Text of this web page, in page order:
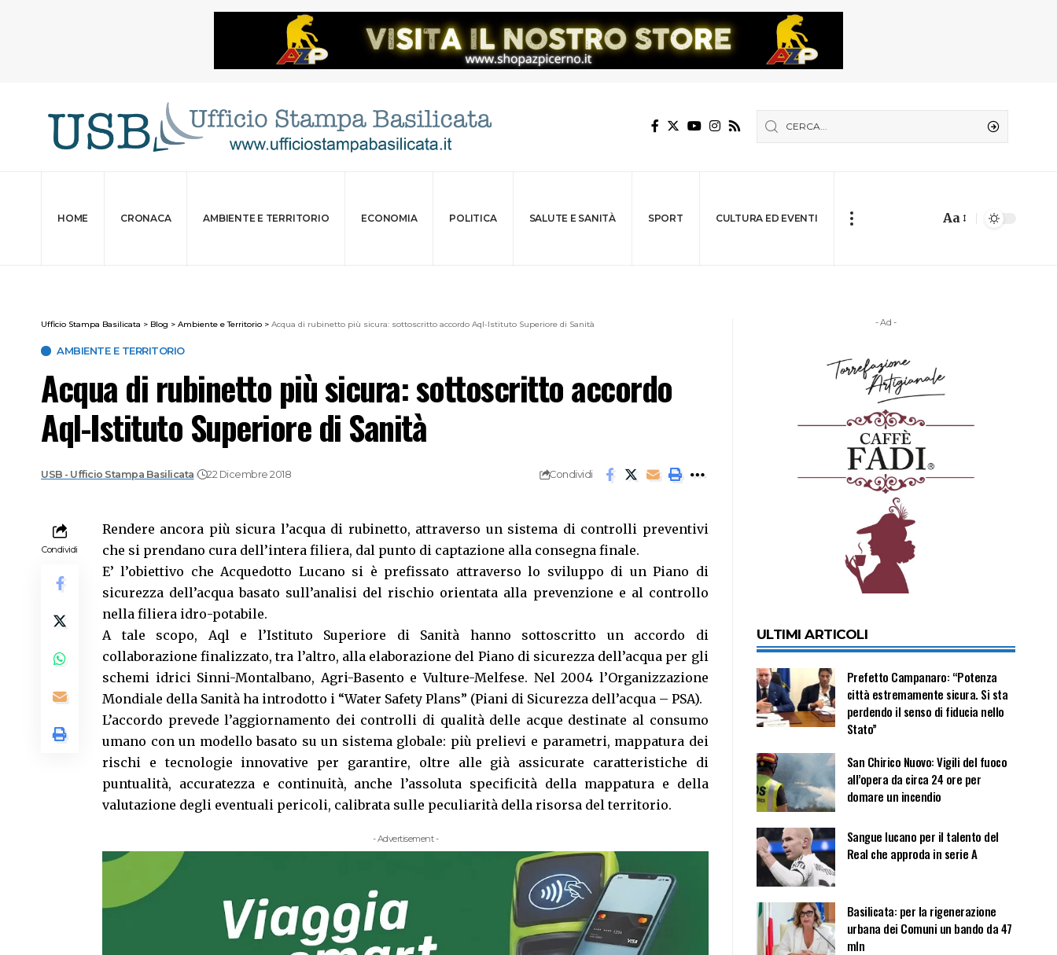
HOME CRONACA AMBIENTE E TERRITORIO ECONOMIA POLITICA SALUTE E SANITÀ SPORT CULTURA ED EVENTI Aa
Ufficio Stampa Basilicata > Blog > Ambiente e Territorio > Acqua di rubinetto più sicura: sottoscritto accordo Aql-Istituto Superiore di Sanità
AMBIENTE E TERRITORIO
Acqua di rubinetto più sicura: sottoscritto accordo
Aql-Istituto Superiore di Sanità
USB - Ufficio Stampa Basilicata 22 Dicembre 2018 Condividi
Condividi
Rendere ancora più sicura l’acqua di rubinetto, attraverso un sistema di controlli preventivi
che si prendano cura dell’intera filiera, dal punto di captazione alla consegna finale.
E’ l’obiettivo che Acquedotto Lucano si è prefissato attraverso lo sviluppo di un Piano di
sicurezza dell’acqua basato sull’analisi del rischio orientata alla prevenzione e al controllo
nella filiera idro-potabile.
A tale scopo, Aql e l’Istituto Superiore di Sanità hanno sottoscritto un accordo di
collaborazione finalizzato, tra l’altro, alla elaborazione del Piano di sicurezza dell’acqua per gli
schemi idrici Sinni-Montalbano, Agri-Basento e Vulture-Melfese. Nel 2004 l’Organizzazione
Mondiale della Sanità ha introdotto i “Water Safety Plans” (Piani di Sicurezza dell’acqua – PSA).
L’accordo prevede l’aggiornamento dei controlli di qualità delle acque destinate al consumo
umano con un modello basato su un sistema globale: più prelievi e parametri, mappatura dei
rischi e tecnologie innovative per garantire, oltre alle già assicurate caratteristiche di
puntualità, accuratezza e continuità, anche l’assoluta specificità della mappatura e della
valutazione degli eventuali pericoli, calibrata sulle peculiarità della risorsa del territorio.
- Advertisement -
- Ad -
ULTIMI ARTICOLI
Prefetto Campanaro: “Potenza
città estremamente sicura. Si sta
perdendo il senso di fiducia nello
Stato”
San Chirico Nuovo: Vigili del fuoco
all’opera da circa 24 ore per
domare un incendio
Sangue lucano per il talento del
Real che approda in serie A
Basilicata: per la rigenerazione
urbana dei Comuni un bando da 47
mln